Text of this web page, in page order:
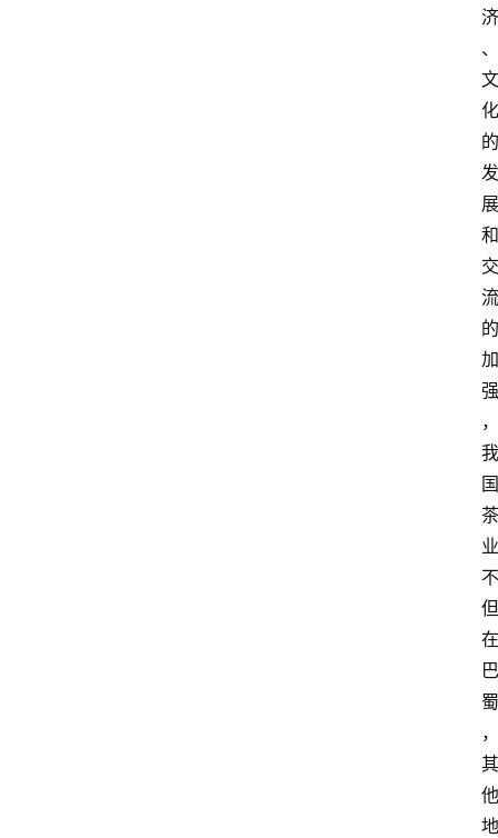
济
、
文
化
的
发
展
和
交
流
的
加
强
，
我
国
茶
业
不
但
在
巴
蜀
，
其
他
地